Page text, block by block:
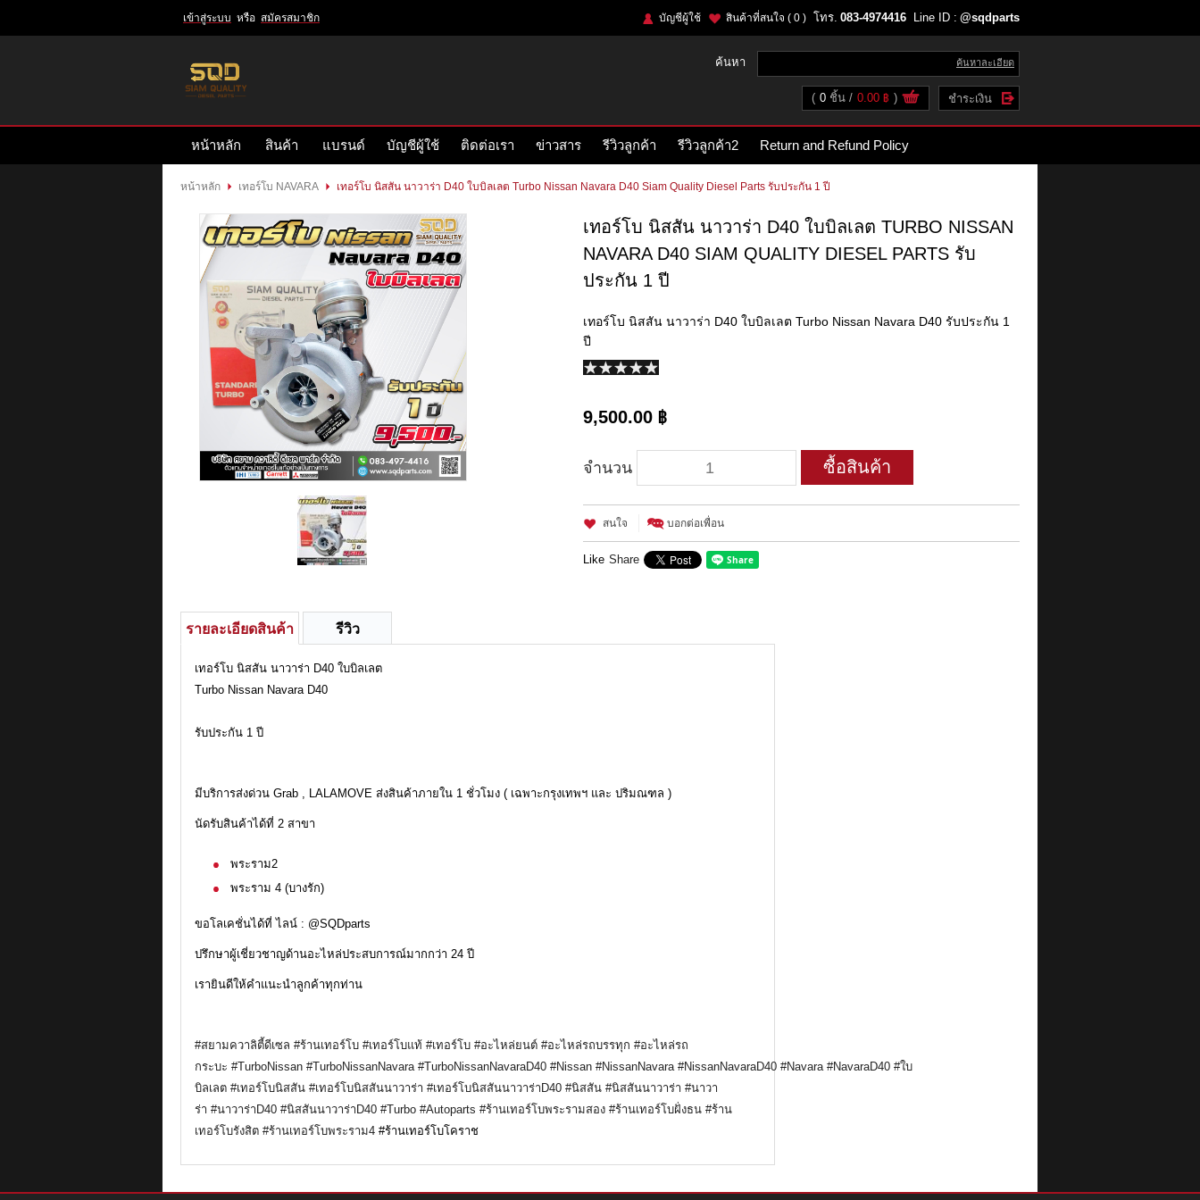
สมัคร
แบรนด์
ข่าวสาร
RETURN AND REFUND POLICY
เข้าสู่ระบบ หรือ สมัครสมาชิก โทร. 083-4974416 Line ID : @sqdparts
สินค้าที่สนใจ ( 0 )
บัญชีผู้ใช้
ค้นหา ค้นหาละเอียด
( 0 ชิ้น 0.00 ฿ ) ชำระเงิน
หน้าหลัก สินค้า แบรนด์ บัญชีผู้ใช้ ติดต่อเรา ข่าวสาร รีวิวลูกค้า รีวิวลูกค้า2 Return and Refund Policy
หน้าหลัก เทอร์โบ NAVARA เทอร์โบ นิสสัน นาวาร่า D40 ใบบิลเลต Turbo Nissan Navara D40 Siam Quality Diesel Parts รับประกัน 1 ปี
เทอร์โบ นิสสัน นาวาร่า D40 ใบบิลเลต TURBO NISSAN
NAVARA D40 SIAM QUALITY DIESEL PARTS รับ
ประกัน 1 ปี
เทอร์โบ นิสสัน นาวาร่า D40 ใบบิลเลต Turbo Nissan Navara D40 รับประกัน 1
ปี
9,500.00 ฿
จำนวน ซื้อสินค้า
สนใจ บอกต่อเพื่อน
Like Share
รายละเอียดสินค้า รีวิว
เทอร์โบ นิสสัน นาวาร่า D40 ใบบิลเลต
Turbo Nissan Navara D40
รับประกัน 1 ปี
มีบริการส่งด่วน Grab , LALAMOVE ส่งสินค้าภายใน 1 ชั่วโมง ( เฉพาะกรุงเทพฯ และ ปริมณฑล )
นัดรับสินค้าได้ที่ 2 สาขา
พระราม2
พระราม 4 (บางรัก)
ขอโลเคชั่นได้ที่ ไลน์ : @SQDparts
ปรึกษาผู้เชี่ยวชาญด้านอะไหล่ประสบการณ์มากกว่า 24 ปี
เรายินดีให้คำแนะนำลูกค้าทุกท่าน
#สยามควาลิตี้ดีเซล #ร้านเทอร์โบ #เทอร์โบแท้ #เทอร์โบ #อะไหล่ยนต์ #อะไหล่รถบรรทุก #อะไหล่รถ
กระบะ #TurboNissan #TurboNissanNavara #TurboNissanNavaraD40 #Nissan #NissanNavara #NissanNavaraD40 #Navara #NavaraD40 #ใบ
บิลเลต #เทอร์โบนิสสัน #เทอร์โบนิสสันนาวาร่า #เทอร์โบนิสสันนาวาร่าD40 #นิสสัน #นิสสันนาวาร่า #นาวา
ร่า #นาวาร่าD40 #นิสสันนาวาร่าD40 #Turbo #Autoparts #ร้านเทอร์โบพระรามสอง #ร้านเทอร์โบฝั่งธน #ร้าน
เทอร์โบรังสิต #ร้านเทอร์โบพระราม4 #ร้านเทอร์โบโคราช